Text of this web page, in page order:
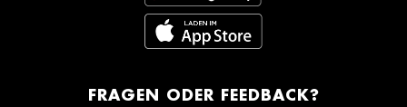
FRAGEN ODER FEEDBACK?